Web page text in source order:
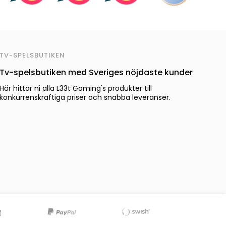
SPELSBUTIKEN
spelsbutiken med Sveriges nöjdaste kunder
hittar ni alla L33t Gaming's produkter till
priser och snabba leveranser.